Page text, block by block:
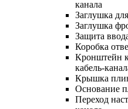
канала
Заглушка
Заглушка
Защита
Коробка
Кронштейн
кабель-
Крышка
Основание
Переход